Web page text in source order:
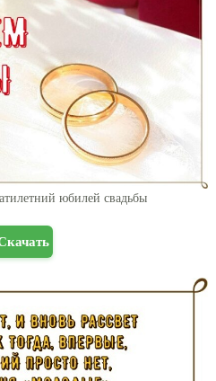
юбилей свадьбы